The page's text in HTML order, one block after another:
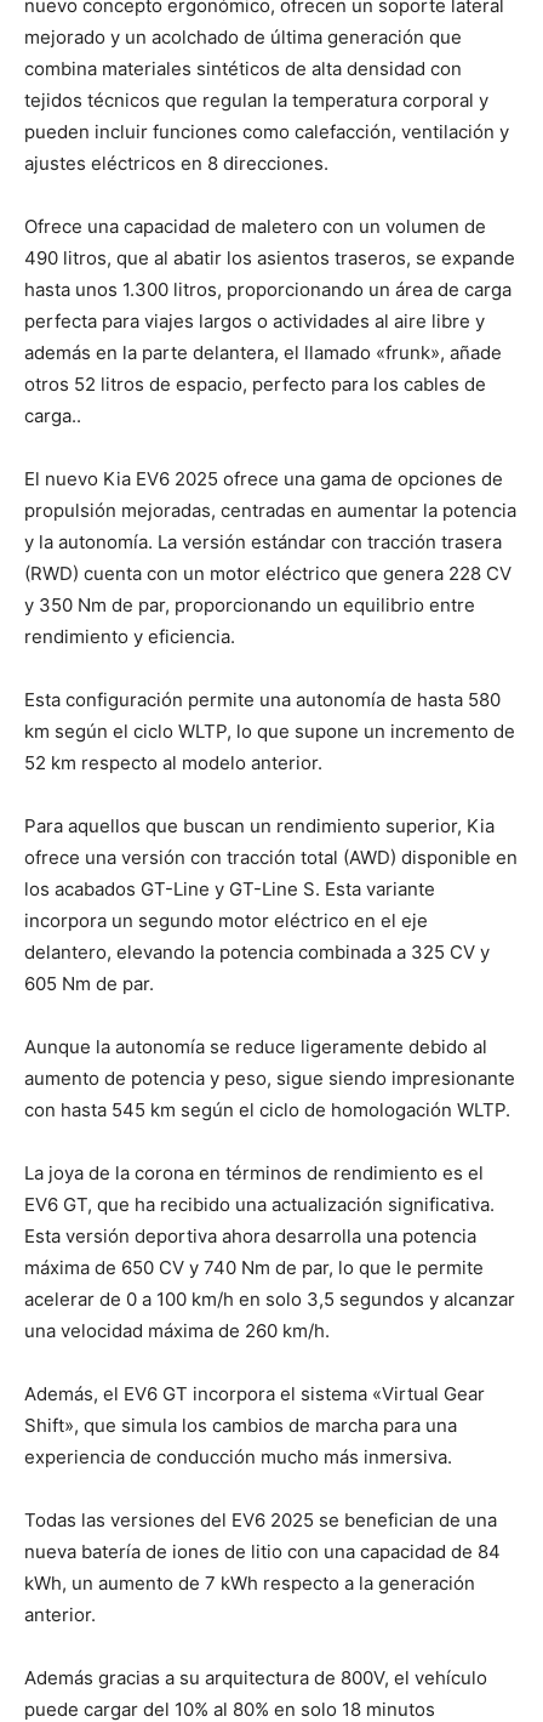
nuevo concepto ergonómico, ofrecen un soporte lateral
mejorado y un acolchado de última generación que
combina materiales sintéticos de alta densidad con
tejidos técnicos que regulan la temperatura corporal y
pueden incluir funciones como calefacción, ventilación y
ajustes eléctricos en 8 direcciones.
Ofrece una capacidad de maletero con un volumen de
490 litros, que al abatir los asientos traseros, se expande
hasta unos 1.300 litros, proporcionando un área de carga
perfecta para viajes largos o actividades al aire libre y
además en la parte delantera, el llamado «frunk», añade
otros 52 litros de espacio, perfecto para los cables de
carga..
El nuevo Kia EV6 2025 ofrece una gama de opciones de
propulsión mejoradas, centradas en aumentar la potencia
y la autonomía. La versión estándar con tracción trasera
(RWD) cuenta con un motor eléctrico que genera 228 CV
y 350 Nm de par, proporcionando un equilibrio entre
rendimiento y eficiencia.
Esta configuración permite una autonomía de hasta 580
km según el ciclo WLTP, lo que supone un incremento de
52 km respecto al modelo anterior.
Para aquellos que buscan un rendimiento superior, Kia
ofrece una versión con tracción total (AWD) disponible en
los acabados GT-Line y GT-Line S. Esta variante
incorpora un segundo motor eléctrico en el eje
delantero, elevando la potencia combinada a 325 CV y
605 Nm de par.
Aunque la autonomía se reduce ligeramente debido al
aumento de potencia y peso, sigue siendo impresionante
con hasta 545 km según el ciclo de homologación WLTP.
La joya de la corona en términos de rendimiento es el
EV6 GT, que ha recibido una actualización significativa.
Esta versión deportiva ahora desarrolla una potencia
máxima de 650 CV y 740 Nm de par, lo que le permite
acelerar de 0 a 100 km/h en solo 3,5 segundos y alcanzar
una velocidad máxima de 260 km/h.
Además, el EV6 GT incorpora el sistema «Virtual Gear
Shift», que simula los cambios de marcha para una
experiencia de conducción mucho más inmersiva.
Todas las versiones del EV6 2025 se benefician de una
nueva batería de iones de litio con una capacidad de 84
kWh, un aumento de 7 kWh respecto a la generación
anterior.
Además gracias a su arquitectura de 800V, el vehículo
puede cargar del 10% al 80% en solo 18 minutos